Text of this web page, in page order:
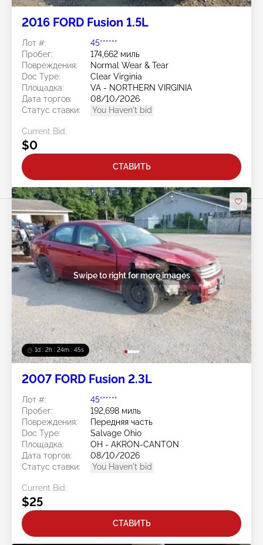
2016 FORD Fusion 1.5L
Лот #:
45******
Пробег:
174,662 миль
Повреждения:
Normal Wear & Tear
Doc Type:
Clear Virginia
Площадка:
VA - NORTHERN VIRGINIA
Дата торгов:
08/10/2026
Статус ставки:
You Haven't bid
Current Bid:
$0
СТАВИТЬ
1d : 2h : 24m : 42s
Swipe to right for more images
2007 FORD Fusion 2.3L
Лот #:
45******
Пробег:
192,698 миль
Повреждения:
Передняя часть
Doc Type:
Salvage Ohio
Площадка:
OH - AKRON-CANTON
Дата торгов:
08/10/2026
Статус ставки:
You Haven't bid
Current Bid:
$25
СТАВИТЬ